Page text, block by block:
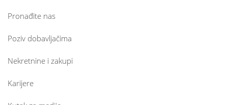
Pronađite nas
Poziv dobavljačima
Nekretnine i zakupi
Karijere